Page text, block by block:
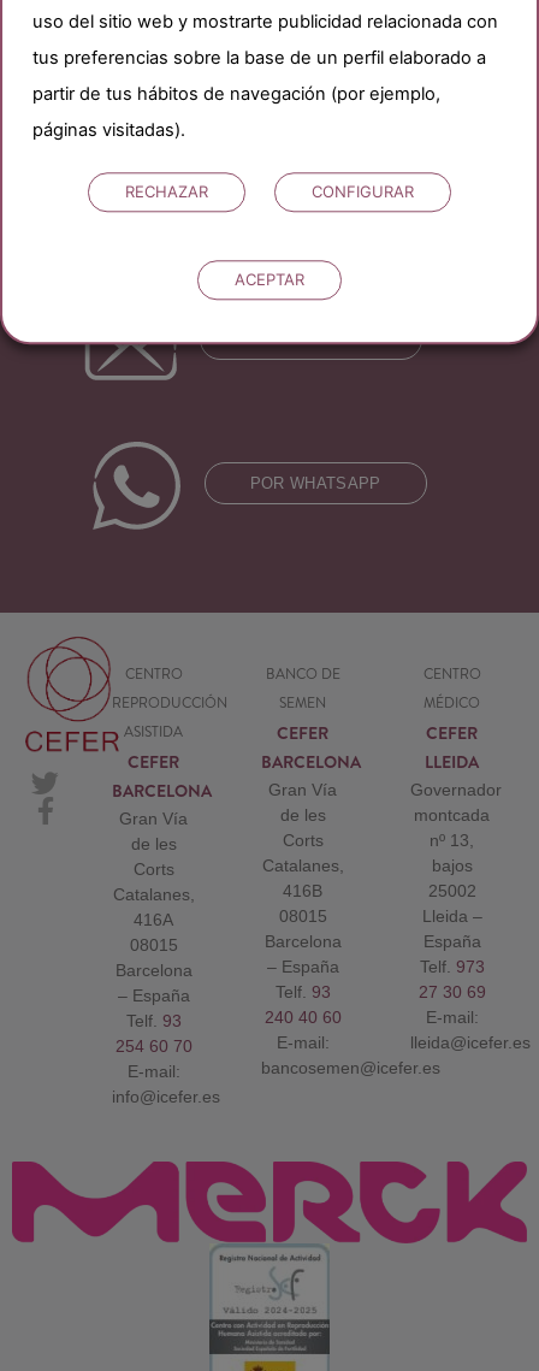
contactando con nosotrossin ningún tipo
de compromiso.
FREECALL
CONSÚLTANOS
POR WHATSAPP
CENTRO
REPRODUCCIÓN
ASISTIDA
CEFER
BARCELONA
Gran Vía
de les
Corts
Catalanes,
416A
08015
Barcelona
– España
Telf. 93
254 60 70
E-mail:
info@icefer.es
BANCO DE
SEMEN
CEFER
BARCELONA
Gran Vía
de les
Corts
Catalanes,
416B
08015
Barcelona
– España
Telf. 93
240 40 60
E-mail:
bancosemen@icefer.es
CENTRO
MÉDICO
CEFER
LLEIDA
Governador
montcada
nº 13,
bajos
25002
Lleida –
España
Telf. 973
27 30 69
E-mail:
lleida@icefer.es
uso del sitio web y mostrarte publicidad relacionada con
tus preferencias sobre la base de un perfil elaborado a
partir de tus hábitos de navegación (por ejemplo,
páginas visitadas).
RECHAZAR CONFIGURAR
ACEPTAR